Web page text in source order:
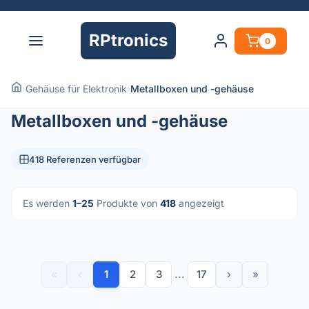
RPtronics 0
›Gehäuse für Elektronik›Metallboxen und -gehäuse
Metallboxen und -gehäuse
418 Referenzen verfügbar
Es werden 1–25 Produkte von 418 angezeigt
1 2 3 ... 17 › »